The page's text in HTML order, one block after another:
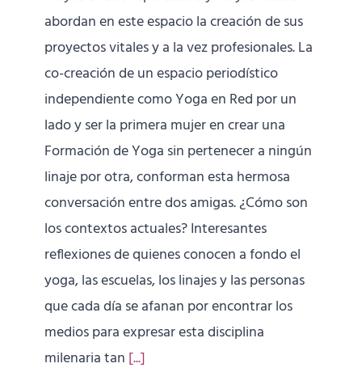
abordan en este espacio la creación de sus
proyectos vitales y a la vez profesionales. La
co-creación de un espacio periodístico
independiente como Yoga en Red por un
lado y ser la primera mujer en crear una
Formación de Yoga sin pertenecer a ningún
linaje por otra, conforman esta hermosa
conversación entre dos amigas. ¿Cómo son
los contextos actuales? Interesantes
reflexiones de quienes conocen a fondo el
yoga, las escuelas, los linajes y las personas
que cada día se afanan por encontrar los
medios para expresar esta disciplina
milenaria tan [...]